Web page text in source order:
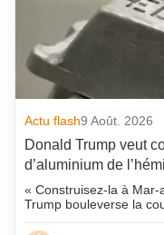
Actu flash9 Août. 2026
Donald Trump veut
d’aluminium de
« Construisez-la à Mar-
Trump bouleverse la